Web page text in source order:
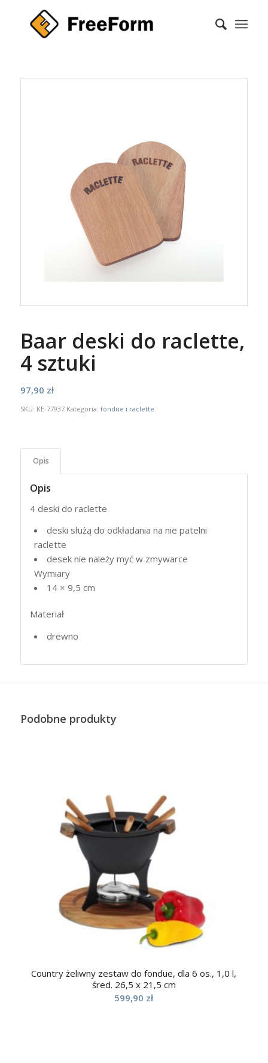
Baar deski do raclette,
4 sztuki
97,90 zł
SKU: KE-77937 Kategoria: fondue i raclette
Opis
Opis
4 deski do raclette
deski służą do odkładania na nie patelni
raclette
desek nie należy myć w zmywarce
Wymiary
14 × 9,5 cm
Materiał
drewno
Podobne produkty
Country żeliwny zestaw do fondue, dla 6 os., 1,0 l,
śred. 26,5 x 21,5 cm
599,90 zł